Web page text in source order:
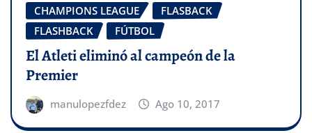
CHAMPIONS LEAGUE
FLASBACK
FLASHBACK
FÚTBOL
El Atleti eliminó al campeón de la
Premier
manulopezfdez Ago 10, 2017